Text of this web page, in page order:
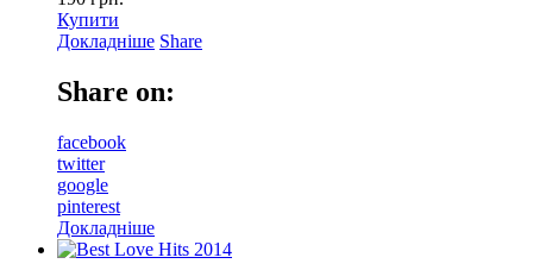
Купити
Докладніше Share
Share on:
facebook
twitter
google
pinterest
Докладніше